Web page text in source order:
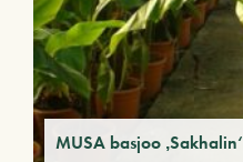
MUSA basjoo ‚Sakhalin‘